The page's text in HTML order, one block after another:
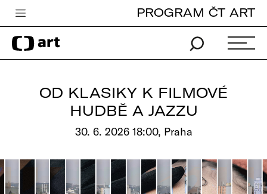
Česká televize
Zpravodajství
PROGRAM ČT ART
OD KLASIKY K FILMOVÉ
HUDBĚ A JAZZU
30. 6. 2026 18:00, Praha